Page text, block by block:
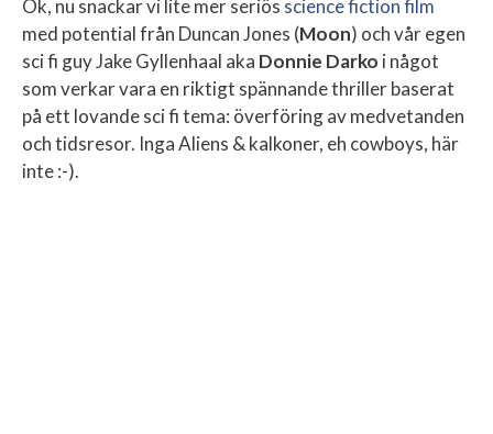
Ok, nu snackar vi lite mer seriös science fiction film
med potential från Duncan Jones (Moon) och vår egen
sci fi guy Jake Gyllenhaal aka Donnie Darko i något
som verkar vara en riktigt spännande thriller baserat
på ett lovande sci fi tema: överföring av medvetanden
och tidsresor. Inga Aliens & kalkoner, eh cowboys, här
inte :-).